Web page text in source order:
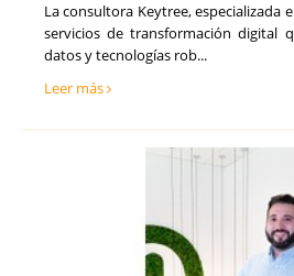
La consultora Keytree, especializada
servicios de transformación digital
datos y tecnologías rob...
Leer más